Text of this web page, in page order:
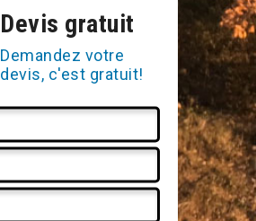
Devis gratuit
Demandez votre
devis, c'est gratuit!